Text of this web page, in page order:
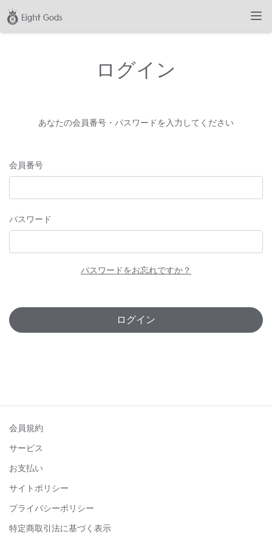
ログイン
あなたの会員番号・パスワードを入力してください
会員番号
パスワード
パスワードをお忘れですか？
ログイン
会員規約
サービス
お支払い
サイトポリシー
プライバシーポリシー
特定商取引法に基づく表示